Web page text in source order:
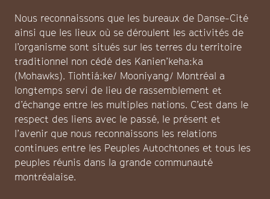
Nous reconnaissons que les bureaux de Danse-Cité
ainsi que les lieux où se déroulent les activités de
l’organisme sont situés sur les terres du territoire
traditionnel non cédé des Kanien’keha:ka
(Mohawks). Tiohtiá:ke/ Mooniyang/ Montréal a
longtemps servi de lieu de rassemblement et
d’échange entre les multiples nations. C’est dans le
respect des liens avec le passé, le présent et
l’avenir que nous reconnaissons les relations
continues entre les Peuples Autochtones et tous les
peuples réunis dans la grande communauté
montréalaise.